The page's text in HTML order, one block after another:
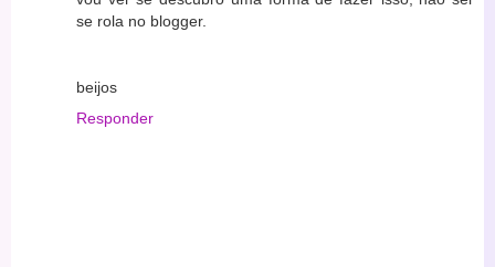
se rola no blogger.
beijos
Responder